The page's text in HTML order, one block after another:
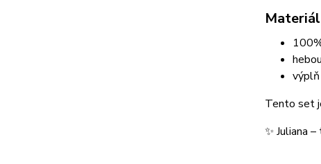
Materiál
Tento set
✨ Juliana